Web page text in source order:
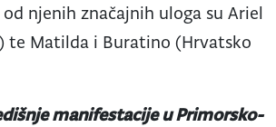
njenih značajnih uloga su Ariel
te Matilda i Buratino (Hrvatsko
manifestacije u Primorsko-